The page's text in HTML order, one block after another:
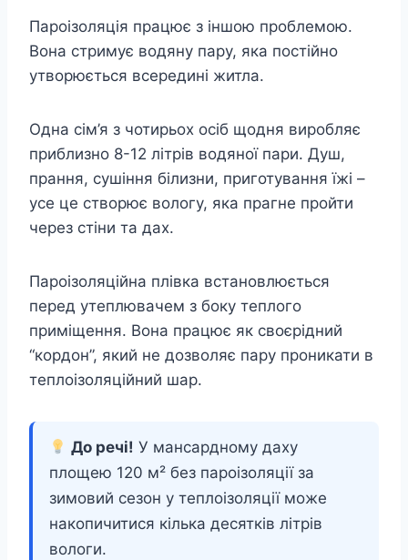
Пароізоляція працює з іншою проблемою.
Вона стримує водяну пару, яка постійно
утворюється всередині житла.
Одна сім’я з чотирьох осіб щодня виробляє
приблизно 8-12 літрів водяної пари. Душ,
прання, сушіння білизни, приготування їжі –
усе це створює вологу, яка прагне пройти
через стіни та дах.
Пароізоляційна плівка встановлюється
перед утеплювачем з боку теплого
приміщення. Вона працює як своєрідний
“кордон”, який не дозволяє пару проникати в
теплоізоляційний шар.
До речі! У мансардному даху
площею 120 м² без пароізоляції за
зимовий сезон у теплоізоляції може
накопичитися кілька десятків літрів
вологи.